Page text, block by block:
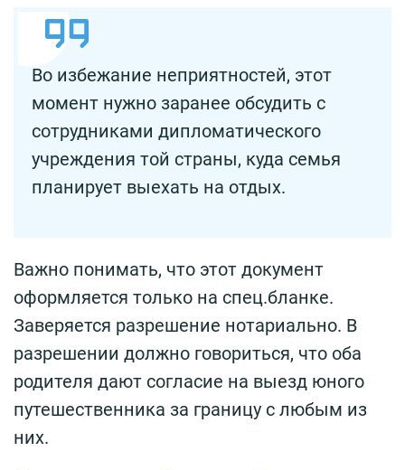
Во избежание неприятностей, этот
момент нужно заранее обсудить с
сотрудниками дипломатического
учреждения той страны, куда семья
планирует выехать на отдых.
Важно понимать, что этот документ
оформляется только на спец.бланке.
Заверяется разрешение нотариально. В
разрешении должно говориться, что оба
родителя дают согласие на выезд юного
путешественника за границу с любым из
них.